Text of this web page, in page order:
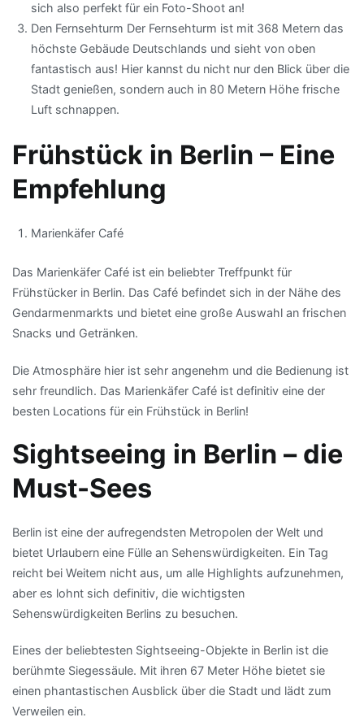
sich also perfekt für ein Foto-Shoot an!
Den Fernsehturm Der Fernsehturm ist mit 368 Metern das
höchste Gebäude Deutschlands und sieht von oben
fantastisch aus! Hier kannst du nicht nur den Blick über die
Stadt genießen, sondern auch in 80 Metern Höhe frische
Luft schnappen.
Frühstück in Berlin – Eine
Empfehlung
Marienkäfer Café
Das Marienkäfer Café ist ein beliebter Treffpunkt für
Frühstücker in Berlin. Das Café befindet sich in der Nähe des
Gendarmenmarkts und bietet eine große Auswahl an frischen
Snacks und Getränken.
Die Atmosphäre hier ist sehr angenehm und die Bedienung ist
sehr freundlich. Das Marienkäfer Café ist definitiv eine der
besten Locations für ein Frühstück in Berlin!
Sightseeing in Berlin – die
Must-Sees
Berlin ist eine der aufregendsten Metropolen der Welt und
bietet Urlaubern eine Fülle an Sehenswürdigkeiten. Ein Tag
reicht bei Weitem nicht aus, um alle Highlights aufzunehmen,
aber es lohnt sich definitiv, die wichtigsten
Sehenswürdigkeiten Berlins zu besuchen.
Eines der beliebtesten Sightseeing-Objekte in Berlin ist die
berühmte Siegessäule. Mit ihren 67 Meter Höhe bietet sie
einen phantastischen Ausblick über die Stadt und lädt zum
Verweilen ein.